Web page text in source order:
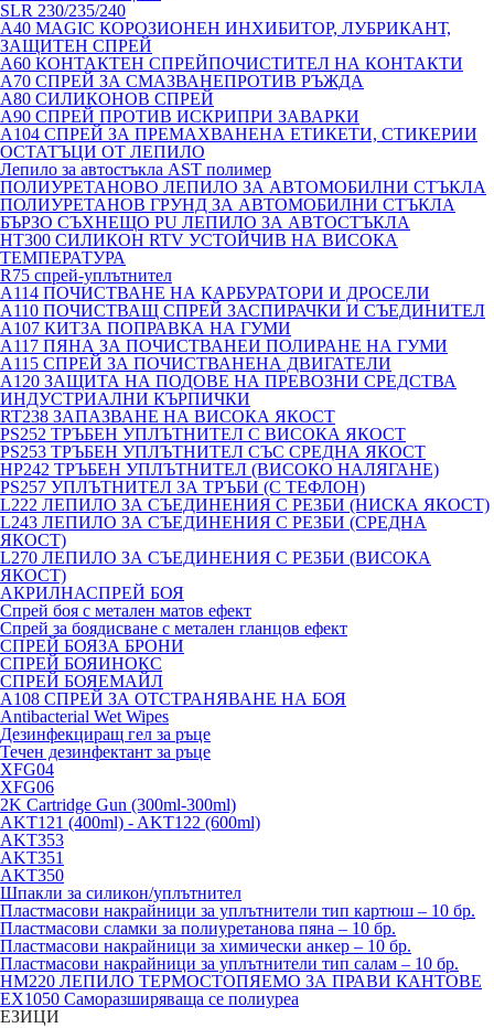
SLR 230/235/240
A40 MAGIC КОРОЗИОНЕН ИНХИБИТОР, ЛУБРИКАНТ,
ЗАЩИТЕН СПРЕЙ
A60 КОНТАКТЕН СПРЕЙПОЧИСТИТЕЛ НА КОНТАКТИ
A70 СПРЕЙ ЗА СМАЗВАНЕПРОТИВ РЪЖДА
A80 СИЛИКОНОВ СПРЕЙ
A90 СПРЕЙ ПРОТИВ ИСКРИПРИ ЗАВАРКИ
A104 СПРЕЙ ЗА ПРЕМАХВАНЕНА ЕТИКЕТИ, СТИКЕРИИ
ОСТАТЪЦИ ОТ ЛЕПИЛО
Лепило за автостъкла AST полимер
ПОЛИУРЕТАНОВО ЛЕПИЛО ЗА АВТОМОБИЛНИ СТЪКЛА
ПОЛИУРЕТАНОВ ГРУНД ЗА АВТОМОБИЛНИ СТЪКЛА
БЪРЗО СЪХНЕЩО PU ЛЕПИЛО ЗА АВТОСТЪКЛА
HT300 СИЛИКОН RTV УСТОЙЧИВ НА ВИСОКА
ТЕМПЕРАТУРА
R75 спрей-уплътнител
A114 ПОЧИСТВАНЕ НА КАРБУРАТОРИ И ДРОСЕЛИ
A110 ПОЧИСТВАЩ СПРЕЙ ЗАСПИРАЧКИ И СЪЕДИНИТЕЛ
A107 КИТЗА ПОПРАВКА НА ГУМИ
A117 ПЯНА ЗА ПОЧИСТВАНЕИ ПОЛИРАНЕ НА ГУМИ
A115 СПРЕЙ ЗА ПОЧИСТВАНЕНА ДВИГАТЕЛИ
A120 ЗАЩИТА НА ПОДОВЕ НА ПРЕВОЗНИ СРЕДСТВА
ИНДУСТРИАЛНИ КЪРПИЧКИ
RT238 ЗАПАЗВАНЕ НА ВИСОКА ЯКОСТ
PS252 ТРЪБЕН УПЛЪТНИТЕЛ С ВИСОКА ЯКОСТ
PS253 ТРЪБЕН УПЛЪТНИТЕЛ СЪС СРЕДНА ЯКОСТ
HP242 ТРЪБЕН УПЛЪТНИТЕЛ (ВИСОКО НАЛЯГАНЕ)
PS257 УПЛЪТНИТЕЛ ЗА ТРЪБИ (С ТЕФЛОН)
L222 ЛЕПИЛО ЗА СЪЕДИНЕНИЯ С РЕЗБИ (НИСКА ЯКОСТ)
L243 ЛЕПИЛО ЗА СЪЕДИНЕНИЯ С РЕЗБИ (СРЕДНА
ЯКОСТ)
L270 ЛЕПИЛО ЗА СЪЕДИНЕНИЯ С РЕЗБИ (ВИСОКА
ЯКОСТ)
АКРИЛНАСПРЕЙ БОЯ
Спрей боя с метален матов ефект
Спрей за боядисване с метален гланцов ефект
СПРЕЙ БОЯЗА БРОНИ
СПРЕЙ БОЯИНОКС
СПРЕЙ БОЯЕМАЙЛ
A108 СПРЕЙ ЗА ОТСТРАНЯВАНЕ НА БОЯ
Antibacterial Wet Wipes
Дезинфекциращ гел за ръце
Течен дезинфектант за ръце
XFG04
XFG06
2K Cartridge Gun (300ml-300ml)
AKT121 (400ml) - AKT122 (600ml)
AKT353
AKT351
AKT350
Шпакли за силикон/уплътнител
Пластмасови накрайници за уплътнители тип картюш – 10 бр.
Пластмасови сламки за полиуретанова пяна – 10 бр.
Пластмасови накрайници за химически анкер – 10 бр.
Пластмасови накрайници за уплътнители тип салам – 10 бр.
HM220 ЛЕПИЛО ТЕРМОСТОПЯЕМО ЗА ПРАВИ КАНТОВЕ
EX1050 Саморазширяваща се полиуреа
ЕЗИЦИ